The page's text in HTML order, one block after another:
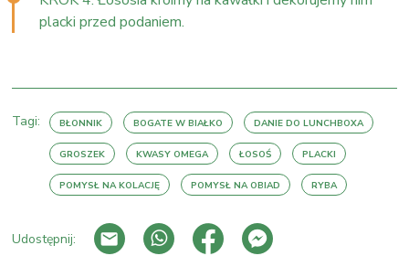
placki przed podaniem.
Tagi: BŁONNIK BOGATE W BIAŁKO DANIE DO LUNCHBOXA
GROSZEK KWASY OMEGA ŁOSOŚ PLACKI
POMYSŁ NA KOLACJĘ POMYSŁ NA OBIAD RYBA
Udostępnij: